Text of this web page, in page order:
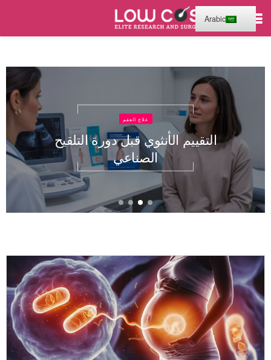
علاج العقم
التقييم الأنثوي قبل دورة التلقيح
الصناعي
Arabic